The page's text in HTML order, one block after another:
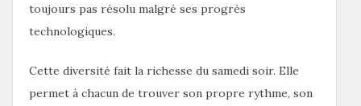
toujours pas résolu malgré ses progrès
technologiques.
Cette diversité fait la richesse du samedi soir. Elle
permet à chacun de trouver son propre rythme, son